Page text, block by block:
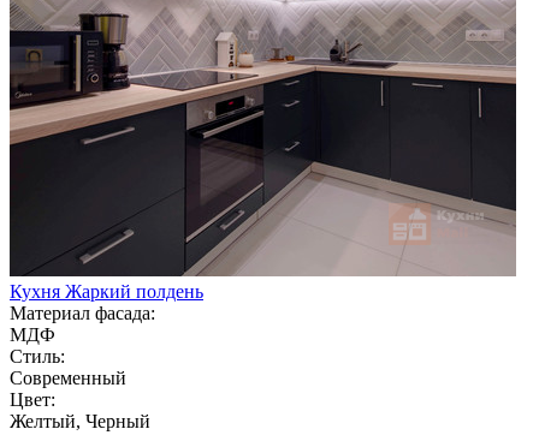
Кухня Жаркий полдень
Материал фасада:
МДФ
Стиль:
Современный
Цвет:
Желтый, Черный